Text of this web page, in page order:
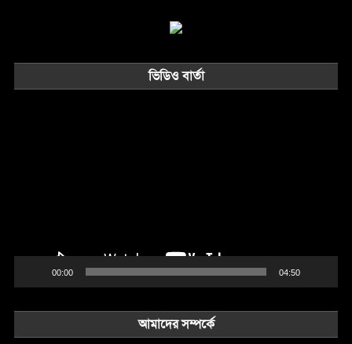
ভিডিও বার্তা
00:00 04:50
আমাদের সম্পর্কে